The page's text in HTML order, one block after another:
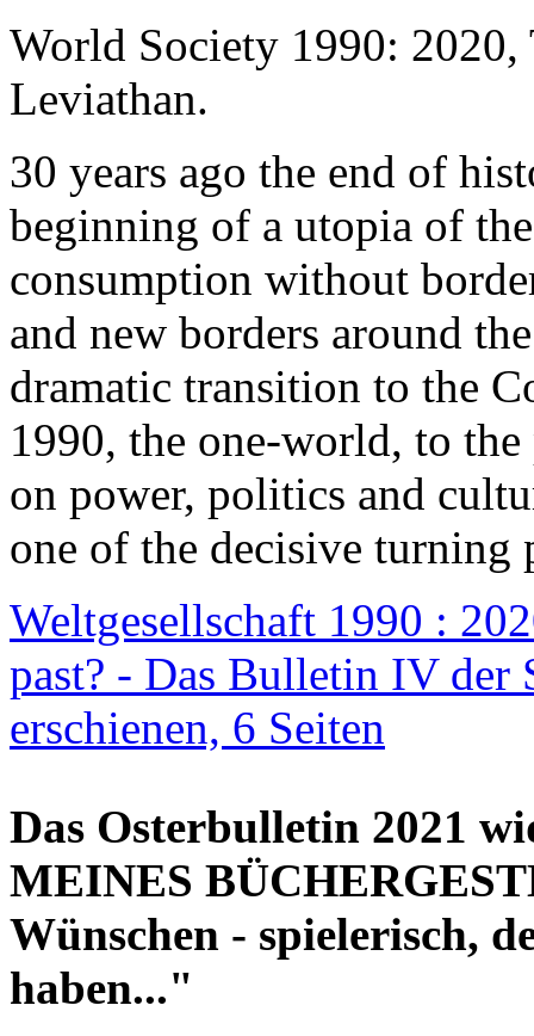
World Society 1990: 2020,
Leviathan.
30 years ago the end of
beginning of a utopia of
consumption without
and new borders around
dramatic transition to the
1990, the one-world, to the
on power, politics and
one of the decisive turning
Weltgesellschaft 1990 :
past? - Das Bulletin IV der
erschienen, 6 Seiten
Das Osterbulletin 2021
MEINES
Wünschen - spielerisch,
haben..."